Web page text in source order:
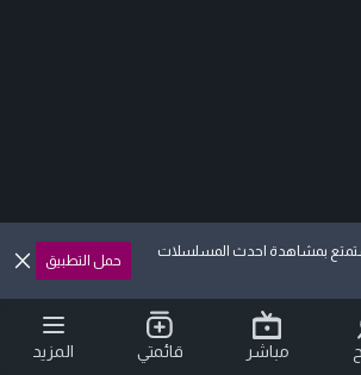
بمشاهدة احدث المسلسلات
حمل التطبيق
مباشر قائمتي المزيد